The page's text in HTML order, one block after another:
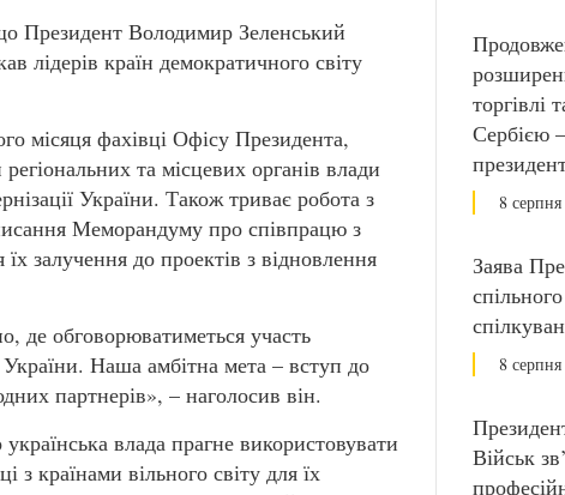
торгівлі
Сербією
8
Заява
8
Військ
Президент Володимир Зеленський
лідерів країн демократичного світу
місяця фахівці Офісу Президента,
та місцевих органів влади
України. Також триває робота з
Меморандуму про співпрацю з
залучення до проектів з відновлення
де обговорюватиметься участь
України. Наша амбітна мета – вступ до
партнерів», – наголосив він.
влада прагне використовувати
з країнами вільного світу для їх